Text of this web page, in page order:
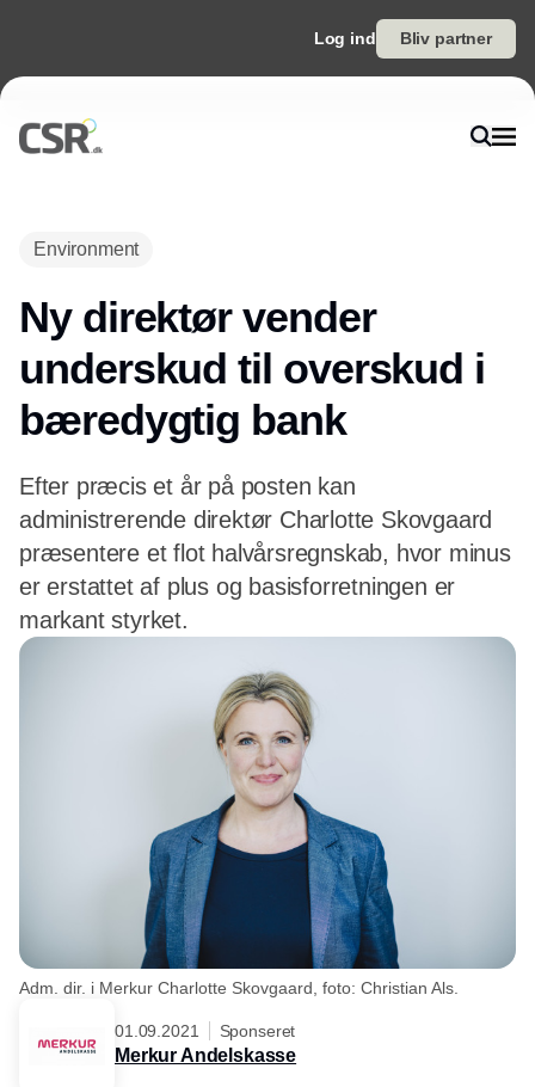
Log ind Bliv partner
Environment
Ny direktør vender
underskud til overskud i
bæredygtig bank
Efter præcis et år på posten kan
administrerende direktør Charlotte Skovgaard
præsentere et flot halvårsregnskab, hvor minus
er erstattet af plus og basisforretningen er
markant styrket.
Adm. dir. i Merkur Charlotte Skovgaard, foto: Christian Als.
01.09.2021 Sponseret
Merkur Andelskasse